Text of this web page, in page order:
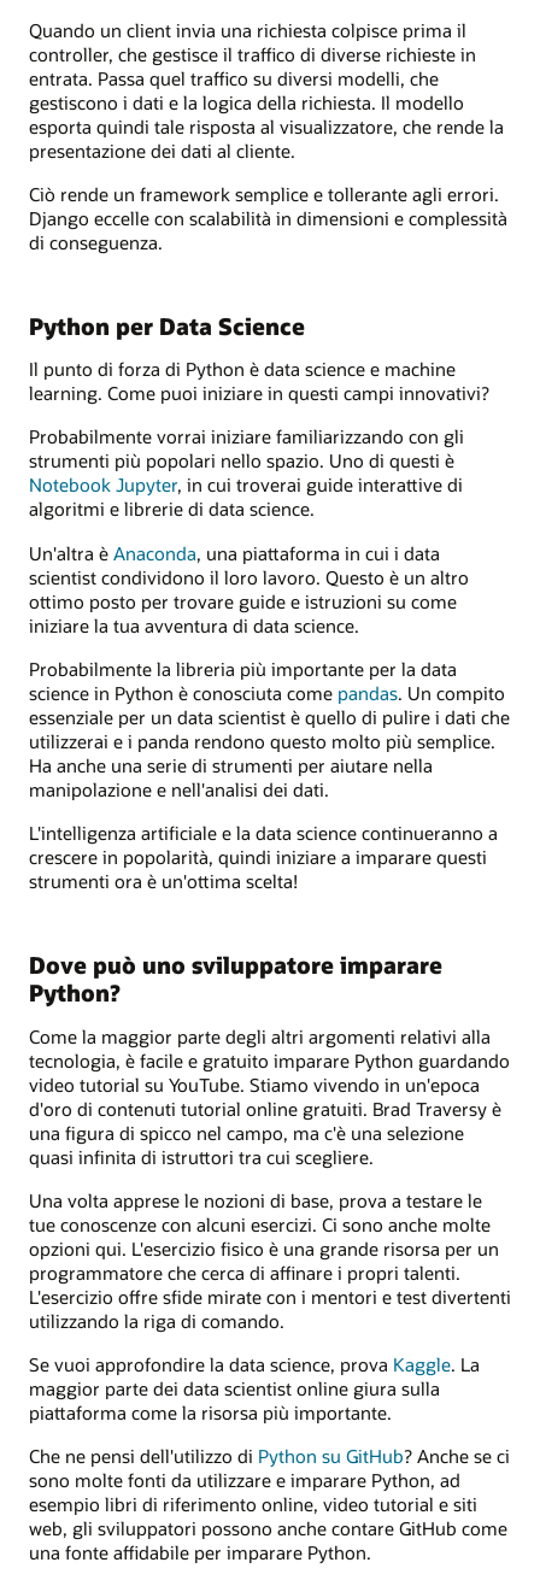
Quando un client invia una richiesta colpisce prima il
controller, che gestisce il traffico di diverse richieste in
entrata. Passa quel traffico su diversi modelli, che
gestiscono i dati e la logica della richiesta. Il modello
esporta quindi tale risposta al visualizzatore, che rende la
presentazione dei dati al cliente.
Ciò rende un framework semplice e tollerante agli errori.
Django eccelle con scalabilità in dimensioni e complessità
di conseguenza.
Python per Data Science
Il punto di forza di Python è data science e machine
learning. Come puoi iniziare in questi campi innovativi?
Probabilmente vorrai iniziare familiarizzando con gli
strumenti più popolari nello spazio. Uno di questi è
Notebook Jupyter, in cui troverai guide interattive di
algoritmi e librerie di data science.
Un'altra è Anaconda, una piattaforma in cui i data
scientist condividono il loro lavoro. Questo è un altro
ottimo posto per trovare guide e istruzioni su come
iniziare la tua avventura di data science.
Probabilmente la libreria più importante per la data
science in Python è conosciuta come pandas. Un compito
essenziale per un data scientist è quello di pulire i dati che
utilizzerai e i panda rendono questo molto più semplice.
Ha anche una serie di strumenti per aiutare nella
manipolazione e nell'analisi dei dati.
L'intelligenza artificiale e la data science continueranno a
crescere in popolarità, quindi iniziare a imparare questi
strumenti ora è un'ottima scelta!
Dove può uno sviluppatore imparare
Python?
Come la maggior parte degli altri argomenti relativi alla
tecnologia, è facile e gratuito imparare Python guardando
video tutorial su YouTube. Stiamo vivendo in un'epoca
d'oro di contenuti tutorial online gratuiti. Brad Traversy è
una figura di spicco nel campo, ma c'è una selezione
quasi infinita di istruttori tra cui scegliere.
Una volta apprese le nozioni di base, prova a testare le
tue conoscenze con alcuni esercizi. Ci sono anche molte
opzioni qui. L'esercizio fisico è una grande risorsa per un
programmatore che cerca di affinare i propri talenti.
L'esercizio offre sfide mirate con i mentori e test divertenti
utilizzando la riga di comando.
Se vuoi approfondire la data science, prova Kaggle. La
maggior parte dei data scientist online giura sulla
piattaforma come la risorsa più importante.
Che ne pensi dell'utilizzo di Python su GitHub? Anche se ci
sono molte fonti da utilizzare e imparare Python, ad
esempio libri di riferimento online, video tutorial e siti
web, gli sviluppatori possono anche contare GitHub come
una fonte affidabile per imparare Python.